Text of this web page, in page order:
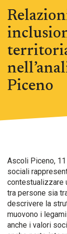
Piceno
Ascoli Piceno,
sociali
contestualizzare
tra persone sia
descrivere la
muovono i
anche i valori